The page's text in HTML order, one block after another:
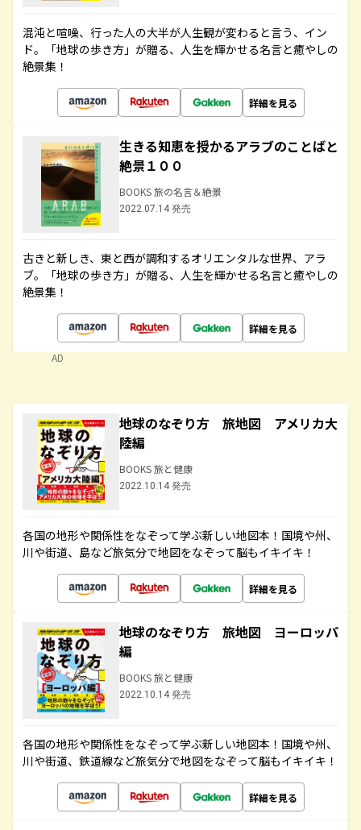
混沌と喧噪、行った人の大半が人生観が変わると言う、イン
ド。「地球の歩き方」が贈る、人生を輝かせる名言と癒やしの
絶景集！
詳細を見る
生きる知恵を授かるアラブのことばと
絶景１００
BOOKS 旅の名言＆絶景
2022.07.14 発売
古きと新しき、東と西が調和するオリエンタルな世界、アラ
ブ。「地球の歩き方」が贈る、人生を輝かせる名言と癒やしの
絶景集！
詳細を見る
AD
地球のなぞり方 旅地図 アメリカ大
陸編
BOOKS 旅と健康
2022.10.14 発売
各国の地形や関係性をなぞって学ぶ新しい地図本！国境や州、
川や街道、島など旅気分で地図をなぞって脳もイキイキ！
詳細を見る
地球のなぞり方 旅地図 ヨーロッパ
編
BOOKS 旅と健康
2022.10.14 発売
各国の地形や関係性をなぞって学ぶ新しい地図本！国境や州、
川や街道、鉄道線など旅気分で地図をなぞって脳もイキイキ！
詳細を見る